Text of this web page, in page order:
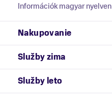
Információk magyar nyelven
Nakupovanie
Služby zima
Služby leto